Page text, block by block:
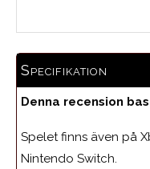
Specifikation
Denna recension
Spelet finns även på
Nintendo Switch.